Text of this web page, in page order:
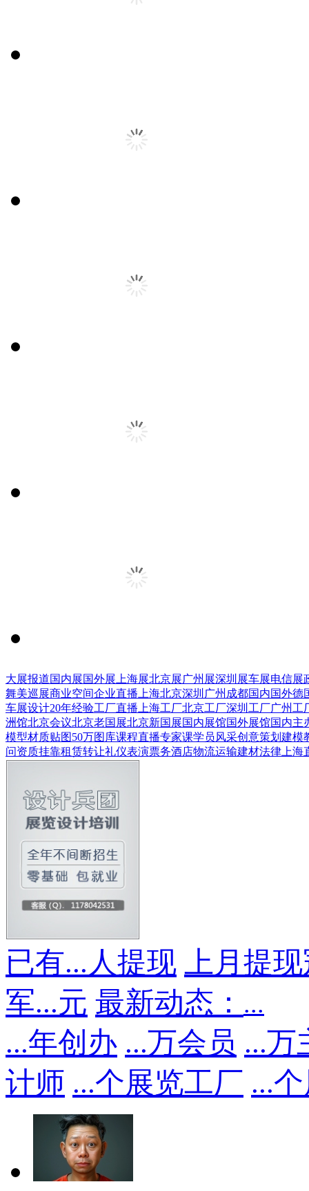
大展报道国内展国外展 上海展北京展广州展深圳展车展电信展
舞美巡展商业空间企业直播 上海北京深圳 广州 成都国内国外德
车展设计20年经验工厂直播 上海工厂北京工厂深圳工厂广州工
洲馆北京会议北京老国展北京新国展国内展馆国外展馆国内主
模型材质贴图50万图库课程直播专家课学员风采创意策划 建模
问资质挂靠租赁转让礼仪表演票务酒店物流运输建材法律 上海
已有... 人提现
上月提
军...元 最新动态： ...
...年创办 ...万会员 ...万
计师 ...个展览工厂 ...